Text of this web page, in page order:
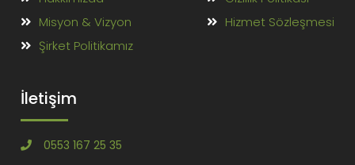
Misyon & Vizyon
Şirket Politikamız
Hizmet Sözleşmesi
İletişim
0553 167 25 35